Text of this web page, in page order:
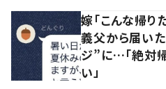
嫁「こんな帰り
義父から届い
ジ”に…「絶対
い」